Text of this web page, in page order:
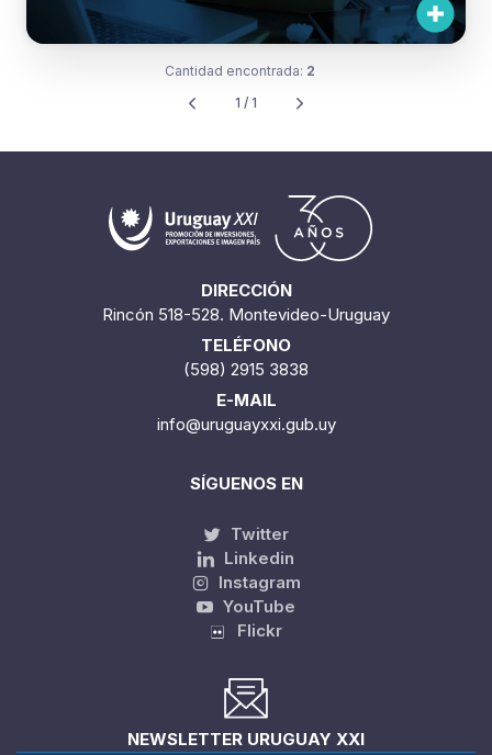
Cantidad encontrada: 2
1 / 1
DIRECCIÓN
Rincón 518-528. Montevideo-Uruguay
TELÉFONO
(598) 2915 3838
E-MAIL
info@uruguayxxi.gub.uy
SÍGUENOS EN
Twitter
Linkedin
Instagram
YouTube
Flickr
NEWSLETTER URUGUAY XXI